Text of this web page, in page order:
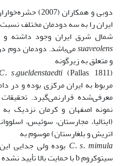
دوبی و همکاران
ایران را به سه دودمان مختلف
شمال شرق ایران وجود داشته و
suaveolensمی‌باشد. دودمان دوم
و متعلق به زیرگونه
C. s.gueldenstaedti
مربوط به ایران مرکزی بوده و در
معرفی‌شده قرارنمی‌گیرد.
نمونه اصفهان و کرمان نزدیک به
(ایتالیا، مجارستان، سوئیس،
اتریش و بلغارستان) موسوم به
C. s. mimula بوده ولی جدایی
سیتوکروم b با حمایت بالا تأیید نشده است (10).